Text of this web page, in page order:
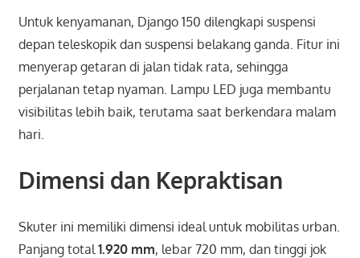
Untuk kenyamanan, Django 150 dilengkapi suspensi
depan teleskopik dan suspensi belakang ganda. Fitur ini
menyerap getaran di jalan tidak rata, sehingga
perjalanan tetap nyaman. Lampu LED juga membantu
visibilitas lebih baik, terutama saat berkendara malam
hari.
Dimensi dan Kepraktisan
Skuter ini memiliki dimensi ideal untuk mobilitas urban.
Panjang total 1.920 mm, lebar 720 mm, dan tinggi jok